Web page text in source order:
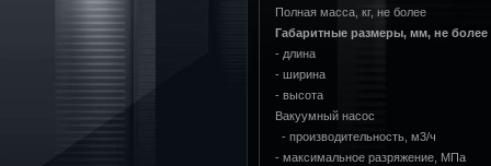
Полная масса, кг, не более
Габаритные размеры, мм, не более
- длина
- ширина
- высота
Вакуумный насос
- производительность, м3/ч
- максимальное разряжение, МПа